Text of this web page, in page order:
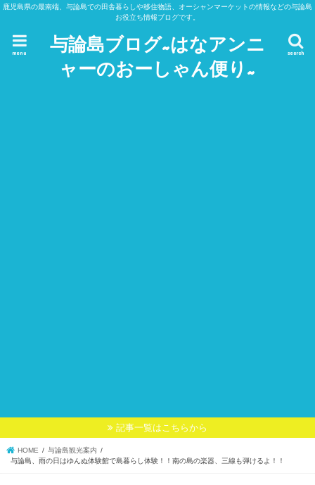
鹿児島県の最南端、与論島での田舎暮らしや移住物語、オーシャンマーケットの情報などの与論島
お役立ち情報ブログです。
与論島ブログ~はなアンニ
ャーのおーしゃん便り~
search
menu
記事一覧はこちらから
HOME
与論島観光案内
与論島、雨の日はゆんぬ体験館で島暮らし体験！！南の島の楽器、三線も弾けるよ！！